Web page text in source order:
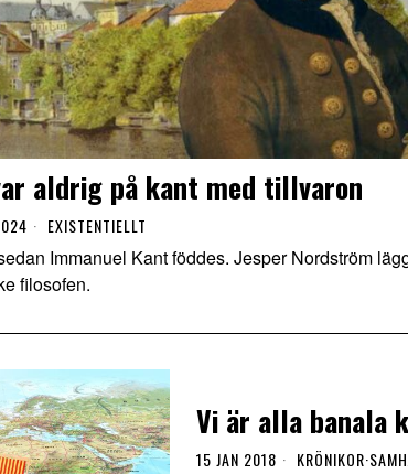
aldrig på kant med tillvaron
EXISTENTIELLT
Immanuel Kant föddes. Jesper Nordström
filosofen.
Vi är alla banala
15 JAN 2018 KRÖNIKOR·